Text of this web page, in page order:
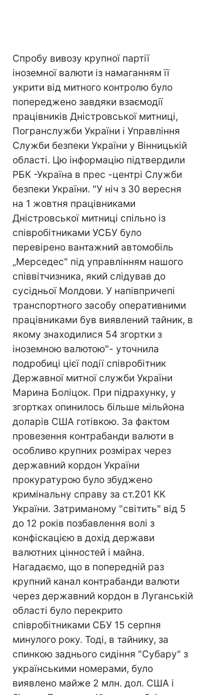
Спробу вивозу крупної партії
іноземної валюти із намаганням її
укрити від митного контролю було
попереджено завдяки взаємодiї
працівників Дністровської митниці,
Погранслужби України і Управління
Служби безпеки України у Вінницькій
області. Цю інформацію підтвердили
РБК -Україна в прес -центрi Служби
безпеки України. "У ніч з 30 вересня
на 1 жовтня працівниками
Дністровської митниці спільно із
співробітниками УСБУ було
перевірено вантажний автомобіль
„Мерседес" під управлінням нашого
співвітчизника, який слідував до
сусідньої Молдови. У напівпричепі
транспортного засобу оперативними
працівниками був виявлений тайник, в
якому знаходилися 54 згортки з
іноземною валютою"- уточнила
подробиці цієї події співробітник
Державної митної служби України
Марина Боліцок. При підрахунку, у
згортках опинилось більше мільйона
доларів США готівкою. За фактом
провезення контрабанди валюти в
особливо крупних розмірах через
державний кордон України
прокуратурою було збуджено
кримінальну справу за ст.201 КК
України. Затриманому "світить" від 5
до 12 років позбавлення волі з
конфіскацією в дохід держави
валютних цінностей і майна.
Нагадаємо, що в попередній раз
крупний канал контрабанди валюти
через державний кордон в Луганській
області було перекрито
співробітниками СБУ 15 серпня
минулого року. Тоді, в тайнику, за
спинкою заднього сидіння "Субару" з
українськими номерами, було
виявлено майже 2 млн. дол. США і